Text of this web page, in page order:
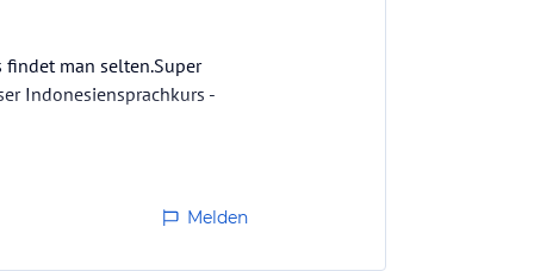
findet man selten.Super
Indonesiensprachkurs -
Melden